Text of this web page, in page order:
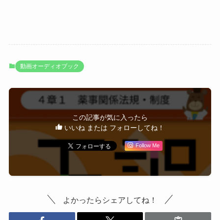
動画オーディオブック
この記事が気に入ったら
いいね または フォローしてね！
Follow Me
よかったらシェアしてね！